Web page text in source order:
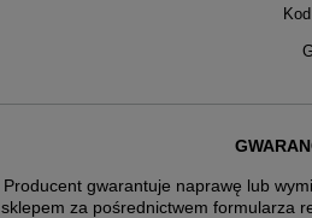
Producent gwarantuje naprawę lub
sklepem za pośrednictwem formularza